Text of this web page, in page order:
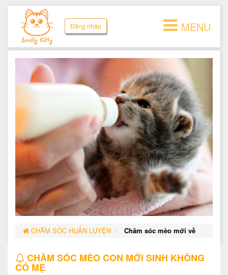
Đăng nhập
CHĂM SÓC HUẤN LUYỆN Chăm sóc mèo mới về
CHĂM SÓC MÈO CON MỚI SINH KHÔNG
CÓ MẸ
MENU